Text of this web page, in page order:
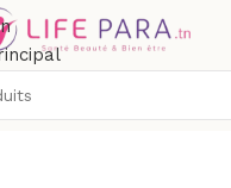
& soins bébé/